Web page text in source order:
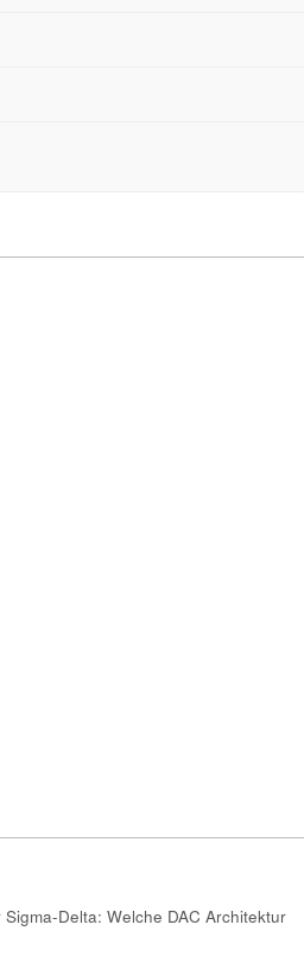
Sigma-Delta: Welche DAC Architektur